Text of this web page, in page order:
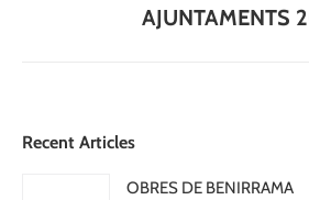
AJUNTAMENTS
Recent Articles
OBRES DE BENIRRAMA